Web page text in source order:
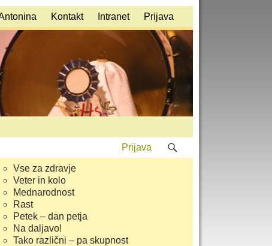
Kontakt Intranet Prijava
Prijava
Vse za zdravje
Veter in kolo
Mednarodnost
Rast
Petek – dan petja
Na daljavo!
Tako različni – pa skupnost